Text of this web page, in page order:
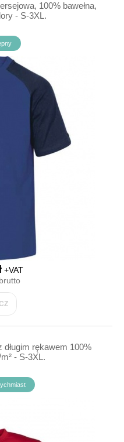
100% bawełna,
- S-3XL.
+VAT
rękawem 100%
- S-3XL.